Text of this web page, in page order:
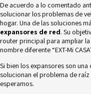
De acuerdo a lo comentado
solucionar los problemas de
hogar. Una de las soluciones
expansores de red. Su
router principal para ampliar
nombre diferente “EXT-Mi
Si bien los expansores son
solucionan el problema de
esperamos.